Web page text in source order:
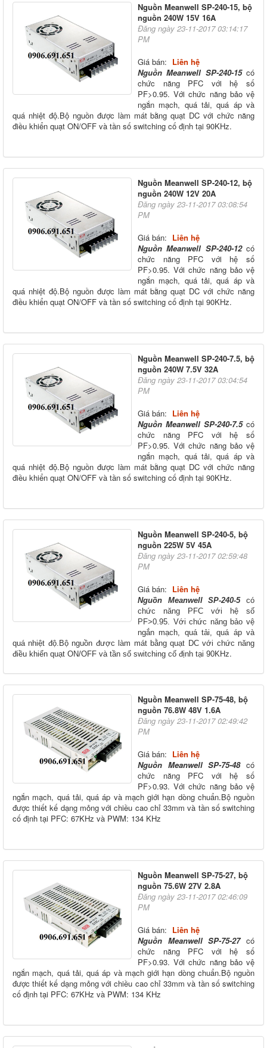
Nguồn Meanwell SP-240-15, bộ
nguồn 240W 15V 16A
Đăng ngày 23-11-2017 03:14:17
PM
Giá bán: Liên hệ
Nguồn Meanwell SP-240-15có
chức năng PFC với hệ số
PF>0.95. Với chức năng bảo vệ
ngắn mạch, quá tải, quá áp và
quá nhiệt độ.Bộ nguồn được làm mát bằng quạt DC với chức năng
điều khiển quạt ON/OFF và tần số switching cố định tại 90KHz.
Nguồn Meanwell SP-240-12, bộ
nguồn 240W 12V 20A
Đăng ngày 23-11-2017 03:08:54
PM
Giá bán: Liên hệ
Nguồn Meanwell SP-240-12có
chức năng PFC với hệ số
PF>0.95. Với chức năng bảo vệ
ngắn mạch, quá tải, quá áp và
quá nhiệt độ.Bộ nguồn được làm mát bằng quạt DC với chức năng
điều khiển quạt ON/OFF và tần số switching cố định tại 90KHz.
Nguồn Meanwell SP-240-7.5, bộ
nguồn 240W 7.5V 32A
Đăng ngày 23-11-2017 03:04:54
PM
Giá bán: Liên hệ
Nguồn Meanwell SP-240-7.5có
chức năng PFC với hệ số
PF>0.95. Với chức năng bảo vệ
ngắn mạch, quá tải, quá áp và
quá nhiệt độ.Bộ nguồn được làm mát bằng quạt DC với chức năng
điều khiển quạt ON/OFF và tần số switching cố định tại 90KHz.
Nguồn Meanwell SP-240-5, bộ
nguồn 225W 5V 45A
Đăng ngày 23-11-2017 02:59:48
PM
Giá bán: Liên hệ
Nguồn Meanwell SP-240-5có
chức năng PFC với hệ số
PF>0.95. Với chức năng bảo vệ
ngắn mạch, quá tải, quá áp và
quá nhiệt độ.Bộ nguồn được làm mát bằng quạt DC với chức năng
điều khiển quạt ON/OFF và tần số switching cố định tại 90KHz.
Nguồn Meanwell SP-75-48, bộ
nguồn 76.8W 48V 1.6A
Đăng ngày 23-11-2017 02:49:42
PM
Giá bán: Liên hệ
Nguồn Meanwell SP-75-48có
chức năng PFC với hệ số
PF>0.93. Với chức năng bảo vệ
ngắn mạch, quá tải, quá áp và mạch giới hạn dòng chuẩn.Bộ nguồn
được thiết kế dạng mỏng với chiều cao chỉ 33mm và tần số switching
cố định tại PFC: 67KHz và PWM: 134 KHz
Nguồn Meanwell SP-75-27, bộ
nguồn 75.6W 27V 2.8A
Đăng ngày 23-11-2017 02:46:09
PM
Giá bán: Liên hệ
Nguồn Meanwell SP-75-27có
chức năng PFC với hệ số
PF>0.93. Với chức năng bảo vệ
ngắn mạch, quá tải, quá áp và mạch giới hạn dòng chuẩn.Bộ nguồn
được thiết kế dạng mỏng với chiều cao chỉ 33mm và tần số switching
cố định tại PFC: 67KHz và PWM: 134 KHz